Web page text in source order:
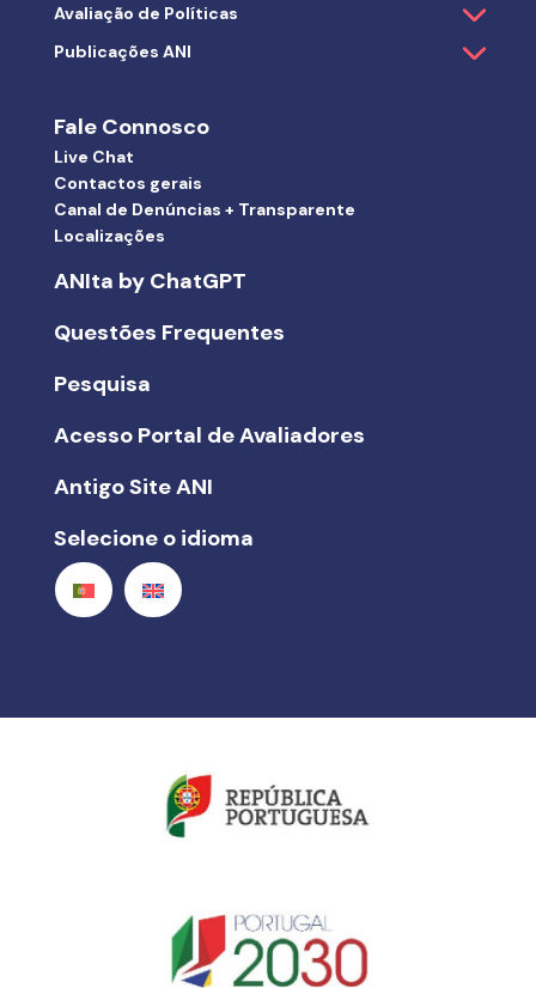
Avaliação de Políticas
Publicações ANI
Fale Connosco
Live Chat
Contactos gerais
Canal de Denúncias + Transparente
Localizações
ANIta by ChatGPT
Questões Frequentes
Pesquisa
Acesso Portal de Avaliadores
Antigo Site ANI
Selecione o idioma